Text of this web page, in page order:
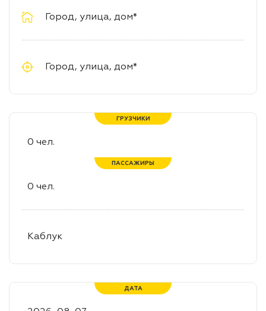
ГРУЗЧИКИ
ПАССАЖИРЫ
ДАТА